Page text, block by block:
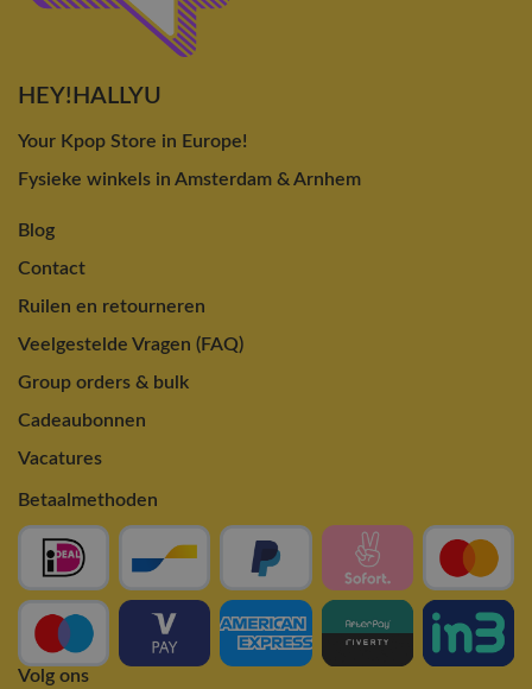
HEY!HALLYU
Your Kpop Store in Europe!
Fysieke winkels in Amsterdam & Arnhem
Blog
Contact
Ruilen en retourneren
Veelgestelde Vragen (FAQ)
Group orders & bulk
Cadeaubonnen
Vacatures
Betaalmethoden
Volg ons